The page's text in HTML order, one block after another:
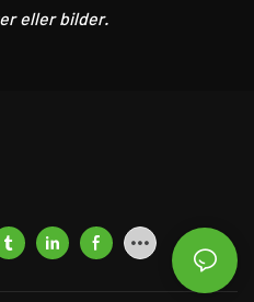
eller bilder.